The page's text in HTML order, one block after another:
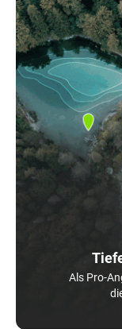
Als Pro-